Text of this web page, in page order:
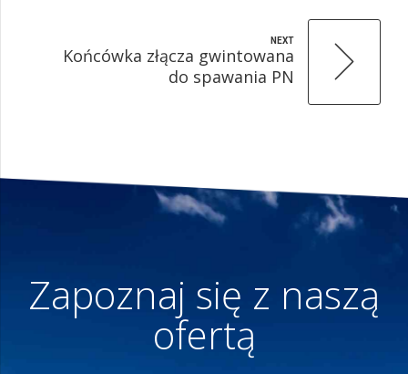
NEXT
Końcówka złącza gwintowana
do spawania PN
Zapoznaj się z naszą
ofertą